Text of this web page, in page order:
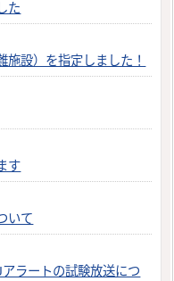
た
設）を指定しました！
す
いて
ラートの試験放送につ